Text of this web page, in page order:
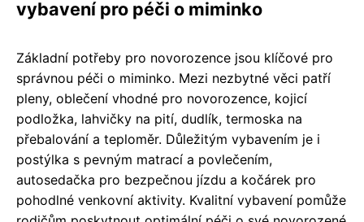
vybavení pro péči o miminko
Základní potřeby pro novorozence jsou klíčové pro
správnou péči o miminko. Mezi nezbytné věci patří
pleny, oblečení vhodné pro novorozence, kojicí
podložka, lahvičky na pití, dudlík, termoska na
přebalování a teploměr. Důležitým vybavením je i
postýlka s pevným matrací a povlečením,
autosedačka pro bezpečnou jízdu a kočárek pro
pohodlné venkovní aktivity. Kvalitní vybavení pomůže